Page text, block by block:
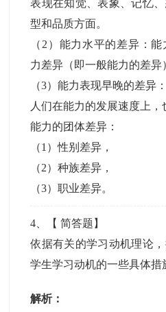
表现在知觉、表象、记忆
型和品质方面。
（2）能力水平的差异：
力差异（即一般能力的差异
（3）能力表现早晚的差异：
人们在能力的发展速度上，
能力的团体差异：
（1）性别差异，
（2）种族差异，
（3）职业差异。
4 、【简答题 】
依据有关的学习动机理论
学生学习动机的一些具体措
解析：